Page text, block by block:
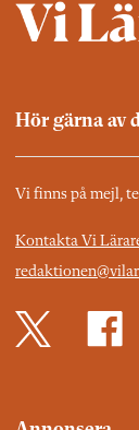
Hör gärna av
Vi finns på mejl,
Kontakta Vi